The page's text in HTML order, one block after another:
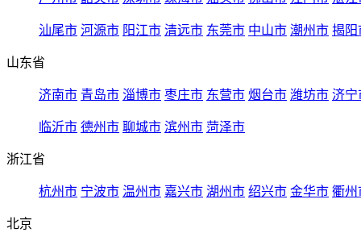
汕尾市 河源市 阳江市 清远市 东莞市 中山市 潮州市 揭阳
山东省
济南市 青岛市 淄博市 枣庄市 东营市 烟台市 潍坊市 济宁
临沂市 德州市 聊城市 滨州市 菏泽市
浙江省
杭州市 宁波市 温州市 嘉兴市 湖州市 绍兴市 金华市 衢州
北京